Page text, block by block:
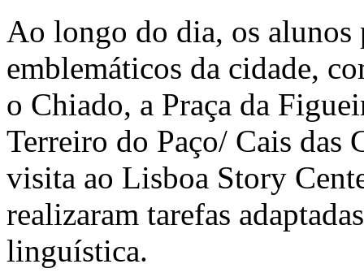
Ao longo do dia, os alunos
emblemáticos da cidade,
o Chiado, a Praça da
Terreiro do Paço/ Cais das
visita ao Lisboa Story
realizaram tarefas
linguística.